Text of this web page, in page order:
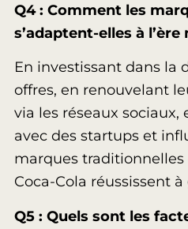
Q4 : Comment les
s’adaptent-elles à
En investissant dans la
offres, en renouvelant
via les réseaux sociaux,
avec des startups et
marques traditionnelles
Coca-Cola réussissent
Q5 : Quels sont les